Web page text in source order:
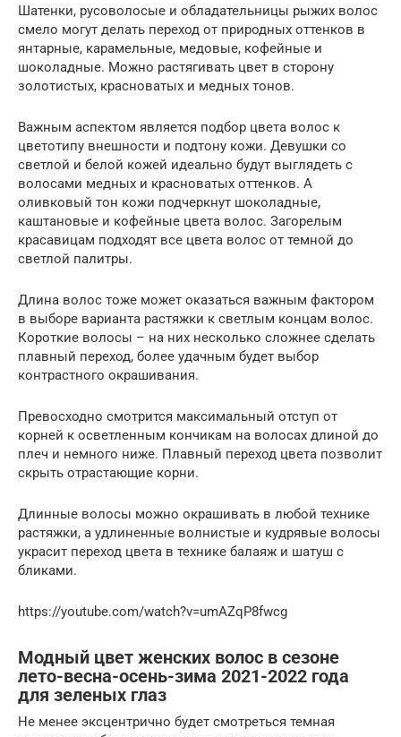
Шатенки, русоволосые и обладательницы рыжих волос
смело могут делать переход от природных оттенков в
янтарные, карамельные, медовые, кофейные и
шоколадные. Можно растягивать цвет в сторону
золотистых, красноватых и медных тонов.
Важным аспектом является подбор цвета волос к
цветотипу внешности и подтону кожи. Девушки со
светлой и белой кожей идеально будут выглядеть с
волосами медных и красноватых оттенков. А
оливковый тон кожи подчеркнут шоколадные,
каштановые и кофейные цвета волос. Загорелым
красавицам подходят все цвета волос от темной до
светлой палитры.
Длина волос тоже может оказаться важным фактором
в выборе варианта растяжки к светлым концам волос.
Короткие волосы – на них несколько сложнее сделать
плавный переход, более удачным будет выбор
контрастного окрашивания.
Превосходно смотрится максимальный отступ от
корней к осветленным кончикам на волосах длиной до
плеч и немного ниже. Плавный переход цвета позволит
скрыть отрастающие корни.
Длинные волосы можно окрашивать в любой технике
растяжки, а удлиненные волнистые и кудрявые волосы
украсит переход цвета в технике балаяж и шатуш с
бликами.
https://youtube.com/watch?v=umAZqP8fwcg
Модный цвет женских волос в сезоне
лето-весна-осень-зима 2021-2022 года
для зеленых глаз
Не менее эксцентрично будет смотреться темная